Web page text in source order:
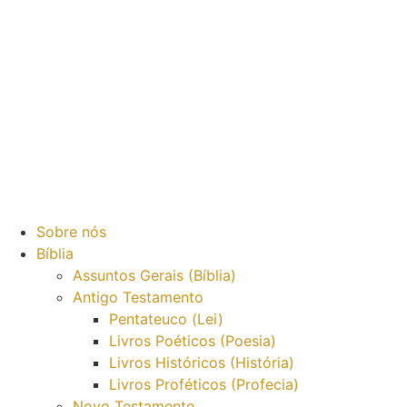
Sobre nós
Bíblia
Assuntos Gerais (Bíblia)
Antigo Testamento
Pentateuco (Lei)
Livros Poéticos (Poesia)
Livros Históricos (História)
Livros Proféticos (Profecia)